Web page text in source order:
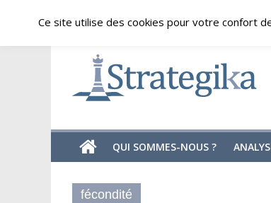
content
samedi, août 8, 2026
Strategika
Expertise
Analyses
géostratégiques
QUI SOMMES-NOUS ?
fécondité
Ce site utilise des cookies pour votre confort